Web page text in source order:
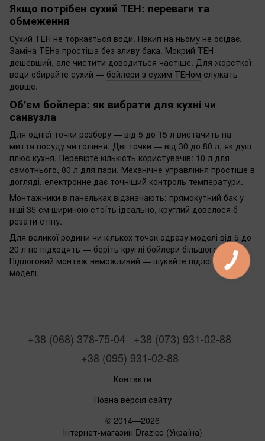
Якщо потрібен сухий ТЕН: переваги та
обмеження
Сухий ТЕН не торкається води. Накип на ньому не осідає.
Заміна ТЕНа простіша без зливу бака. Мокрий ТЕН
дешевший, але чистити доводиться частіше. Для жорсткої
води обирайте сухий — бойлери з сухим ТЕНом служать
довше.
Об'єм бойлера: як вибрати для кухні чи
санвузла
Для однієї точки розбору — від 5 до 15 л вистачить на
миття посуду чи гоління. Дві точки — від 30 до 80 л, як душ
плюс кухня. Перевірте кількість користувачів: 10 л для
самотнього, 80 л для пари. Механічне управління простіше в
догляді, електронне дає точніший контроль температури.
Монтажники в панельках відзначають: прямокутний бак у
ніші 35 см шириною стоїть ідеально, круглий довелося б
резати стіну.
Для великої родини чи кількох точок одразу моделі від 5 до
20 л не підходять — беріть круглі бойлери більшого об'єму.
Підлоговий монтаж неможливий — шукайте підлогові
моделі.
+38 (068) 378-75-04
+38 (073) 931-02-88
+38 (095) 931-02-88
Контакти
Повна версія сайту
© 2014—2026
Інтернет-магазин Drazice (Україна)